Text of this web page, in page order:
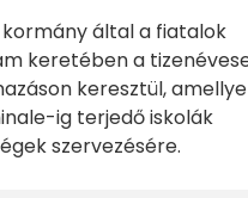
által a fiatalok
keretében a
keresztül,
ig terjedő iskolák
szervezésére.